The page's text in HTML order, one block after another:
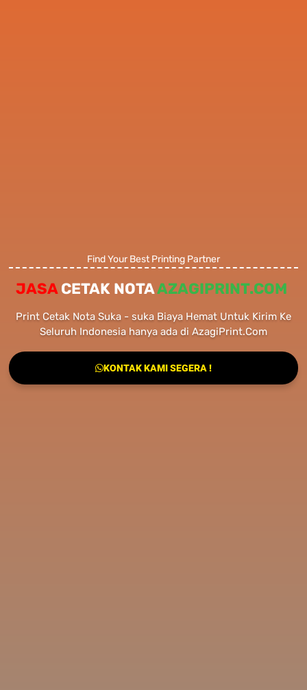
Find Your Best Printing Partner
JASACETAK NOTAAZAGIPRINT.COM
Print Cetak Nota Suka - suka Biaya Hemat Untuk Kirim Ke
Seluruh Indonesia hanya ada di AzagiPrint.Com
KONTAK KAMI SEGERA !